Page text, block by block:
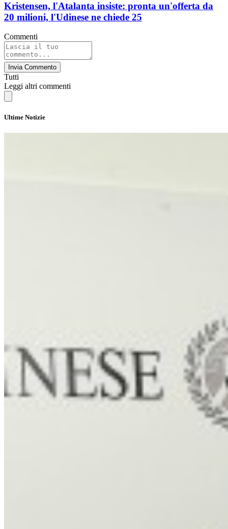
Kristensen, l'Atalanta insiste: pronta un'offerta da
20 milioni, l'Udinese ne chiede 25
Commenti
Invia Commento
Tutti
Leggi altri commenti
Ultime Notizie